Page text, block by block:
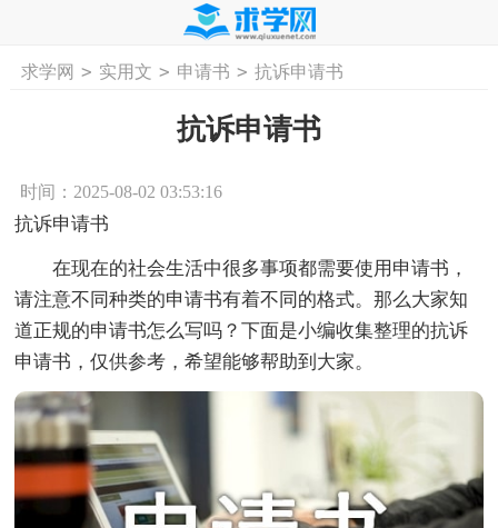
首页 工作计划 活动计划
求学网 > 实用文 > 申请书 > 抗诉申请书
抗诉申请书
时间：2025-08-02 03:53:16
抗诉申请书
在现在的社会生活中很多事项都需要使用申请书，
请注意不同种类的申请书有着不同的格式。那么大家知
道正规的申请书怎么写吗？下面是小编收集整理的抗诉
申请书，仅供参考，希望能够帮助到大家。